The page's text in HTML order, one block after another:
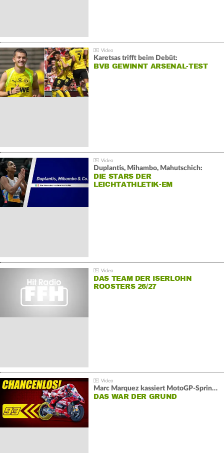
Karetsas trifft beim Debüt:
BVB GEWINNT ARSENAL-TEST
Duplantis, Mihambo, Mahutschich:
DIE STARS DER
LEICHTATHLETIK-EM
DAS TEAM DER ISERLOHN
ROOSTERS 26/27
Marc Marquez kassiert MotoGP-Sprint-Schlappe:
DAS WAR DER GRUND